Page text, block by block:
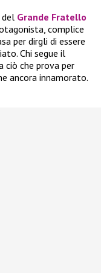
del Grande Fratello
complice
per dirgli di essere
Chi segue il
ciò che prova per
ancora innamorato.